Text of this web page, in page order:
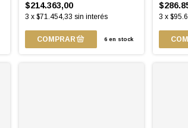
$214.363,00
3 x $71.454,33 sin interés
6en stock
3 x